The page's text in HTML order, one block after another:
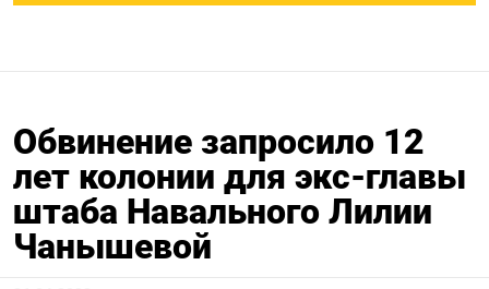
Обвинение запросило 12
лет колонии для экс-главы
штаба Навального Лилии
Чанышевой